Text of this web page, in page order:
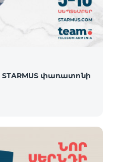
STARMUS փառատոնի